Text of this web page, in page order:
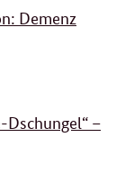
Demenz
–